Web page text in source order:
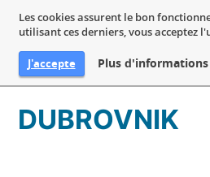
Les cookies assurent le bon
utilisant ces derniers, vous acceptez
J'accepte Plus d'informations
DUBROVNIK